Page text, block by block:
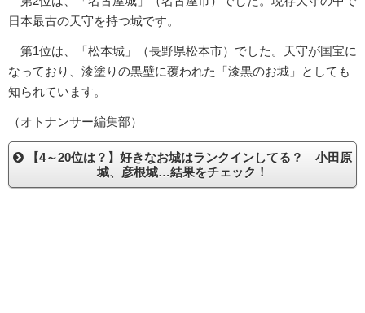
日本最古の天守を持つ城です。
第1位は、「松本城」（長野県松本市）でした。天守が国宝に
なっており、漆塗りの黒壁に覆われた「漆黒のお城」としても
知られています。
（オトナンサー編集部）
【4～20位は？】好きなお城はランクインしてる？ 小田原
城、彦根城…結果をチェック！